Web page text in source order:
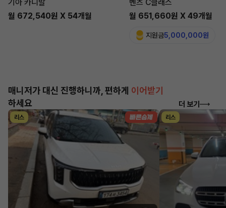
기아 카니발
월 672,540원 X 54개월
벤츠 C클래스
월 651,660원 X 49개월
지원금5,000,000원
매니저가 대신 진행하니까, 편하게 이어받기
하세요
더 보기
리스 리스